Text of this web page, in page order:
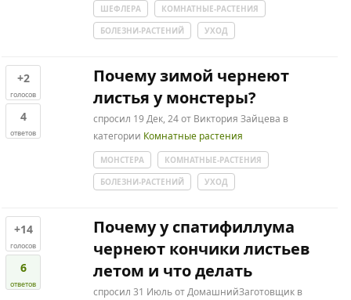
ШЕФЛЕРА
КОМНАТНЫЕ-РАСТЕНИЯ
БОЛЕЗНИ-РАСТЕНИЙ
УХОД
+2
голосов
4
ответов
Почему зимой чернеют
листья у монстеры?
спросил 19 Дек, 24 от Виктория Зайцева в
категории Комнатные растения
МОНСТЕРА
КОМНАТНЫЕ-РАСТЕНИЯ
БОЛЕЗНИ-РАСТЕНИЙ
УХОД
+14
голосов
6
ответов
Почему у спатифиллума
чернеют кончики листьев
летом и что делать
спросил 31 Июль отДомашнийЗаготовщик в